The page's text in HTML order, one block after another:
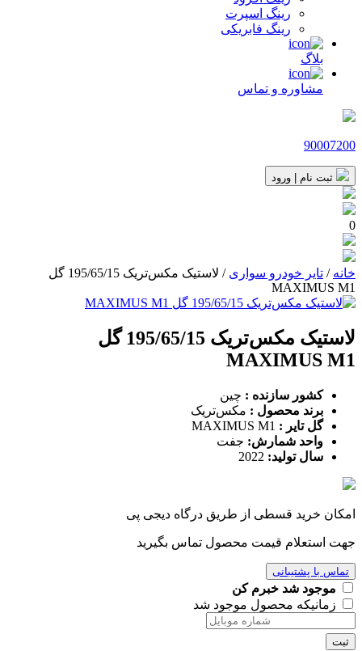
رینگ اسپرت
رینگ فابریکی
بلاگ
مشاوره و تماس
90007200
0
خانه / تایر خودرو سواری
/ لاستیک مکس‌تریک 195/65/15 گل
MAXIMUS M1
لاستیک مکس‌تریک 195/65/15 گل
MAXIMUS M1
کشور سازنده : چین
برند محصول : مکس‌تریک
گل تایر :
واحد شمارش: جفت
سال تولید:
امکان خرید قسطی از طریق درگاه دیجی پی
جهت استعلام قیمت محصول تماس بگیرید
تماس با پشتیبانی
موجود شد خبرم کن
زمانیکه محصول موجود شد
ثبت